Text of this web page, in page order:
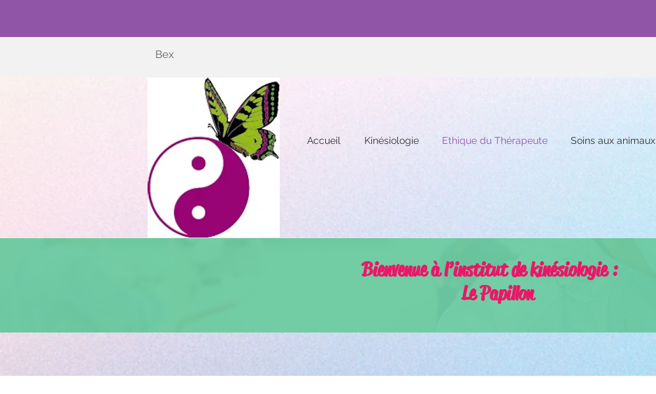
Bex
Accueil Kinésiologie Ethique du Thérapeute Soins aux animaux
Bienvenue à l’institut de kinésiologie :
Le Papillon